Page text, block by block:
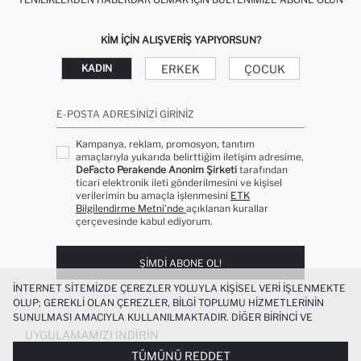
KIM IÇIN ALIŞVERIŞ YAPIYORSUN?
KADIN ERKEK ÇOCUK
E-POSTA ADRESINIZI GIRINIZ
Kampanya, reklam, promosyon, tanıtım
amaçlarıyla yukarıda belirttiğim iletişim adresime,
DeFacto Perakende Anonim Şirketi tarafından
ticari elektronik ileti gönderilmesini ve kişisel
verilerimin bu amaçla işlenmesini ETK
Bilgilendirme Metni’nde açıklanan kurallar
çerçevesinde kabul ediyorum.
ŞIMDI ABONE OL!
UYGULAMAMIZI İNDIRIN
İNTERNET SITEMIZDE ÇEREZLER YOLUYLA KIŞISEL VERI IŞLENMEKTE
OLUP; GEREKLI OLAN ÇEREZLER, BILGI TOPLUMU HIZMETLERININ
SUNULMASI AMACIYLA KULLANILMAKTADIR. DIĞER BIRINCI VE
ÜÇÜNCÜ TARAF ÇEREZLER ISE SIZE DAHA IYI BIR ALIŞVERIŞ
DENEYIMI SUNULABILMESI, SITEMIZIN DAHA IŞLEVSEL KILINMASI VE
TÜMÜNÜ REDDET